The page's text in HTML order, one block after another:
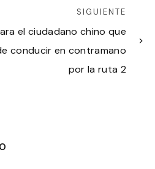
SIGUIENTE
el ciudadano chino que
conducir en contramano
por la ruta 2